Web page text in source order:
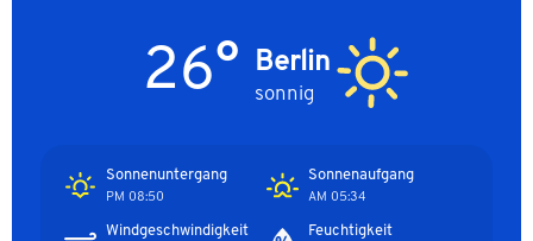
Berlin
sonnig
26°
Sonnenaufgang
05:34 AM
Sonnenuntergang
08:50 PM
Feuchtigkeit
Windgeschwindigkeit